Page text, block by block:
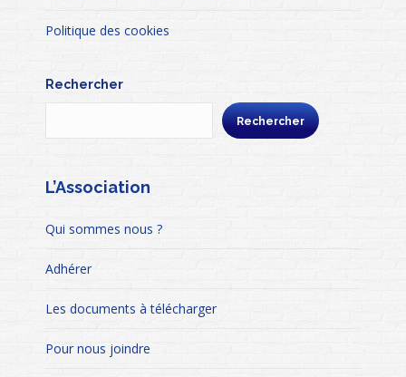
Politique des cookies
Rechercher
Rechercher
L’Association
Qui sommes nous ?
Adhérer
Les documents à télécharger
Pour nous joindre